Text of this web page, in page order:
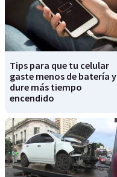
Tips para que tu celular
gaste menos de batería y
dure más tiempo
encendido